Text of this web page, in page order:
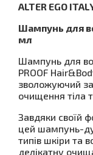
ALTER EGO
Шампунь для
мл
Шампунь для
PROOF
зволожуючий
очищення тіла
Завдяки своїй
цей шампунь-
типів шкіри та
делікатну